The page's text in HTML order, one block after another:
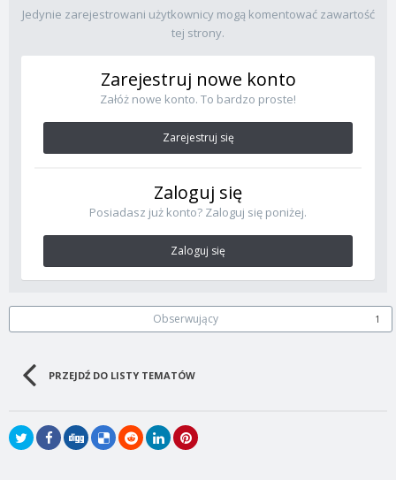
Jedynie zarejestrowani użytkownicy mogą komentować zawartość
tej strony.
Zarejestruj nowe konto
Załóż nowe konto. To bardzo proste!
Zarejestruj się
Zaloguj się
Posiadasz już konto? Zaloguj się poniżej.
Zaloguj się
Obserwujący 1
PRZEJDŹ DO LISTY TEMATÓW